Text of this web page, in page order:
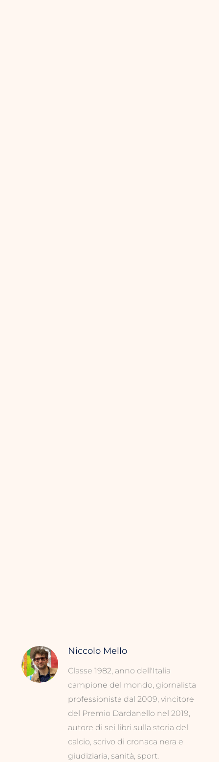
Niccolo Mello
Classe 1982, anno dell'Italia
campione del mondo, giornalista
professionista dal 2009, vincitore
del Premio Dardanello nel 2019,
autore di sei libri sulla storia del
calcio, scrivo di cronaca nera e
giudiziaria, sanità, sport.